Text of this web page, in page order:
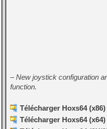
– New joystick configuration
function.
Télécharger Hoxs64 (x86)
Télécharger Hoxs64 (x64)